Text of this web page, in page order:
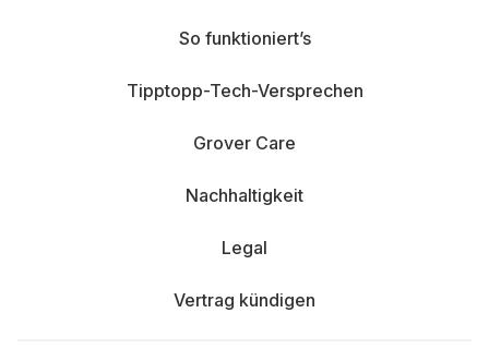
So funktioniert’s
Tipptopp-Tech-Versprechen
Grover Care
Nachhaltigkeit
Legal
Vertrag kündigen